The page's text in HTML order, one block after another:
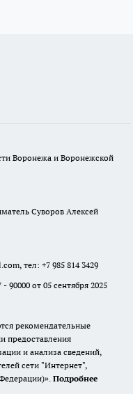
Воронежа и Воронежской
Суворов Алексей
тел: +7 985 814 3429
от 05 сентября 2025
рекомендательные
предоставления
и анализа сведений,
сети "Интернет",
Подробнее